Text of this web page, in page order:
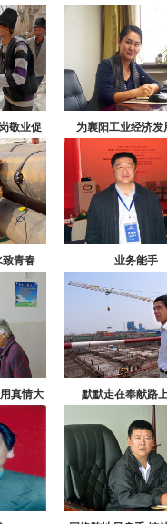
敬业促
为襄阳工业经济发
青春 业务能手
真情大
红
默默走在奉献路